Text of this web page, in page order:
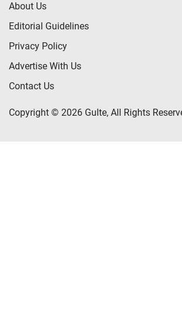
About Us
Editorial Guidelines
Privacy Policy
Advertise With Us
Contact Us
Copyright © 2026 Gulte, All Rights